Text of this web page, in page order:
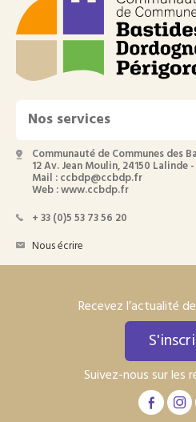
Nos services
Communauté de Communes des
12 Av. Jean Moulin, 24150 Lalinde
Mail : ccbdp@ccbdp.fr
Web : www.ccbdp.fr
+ 33 (0)5 53 73 56 20
Nous écrire
Recevez l’actualité
Suivez-nous sur les